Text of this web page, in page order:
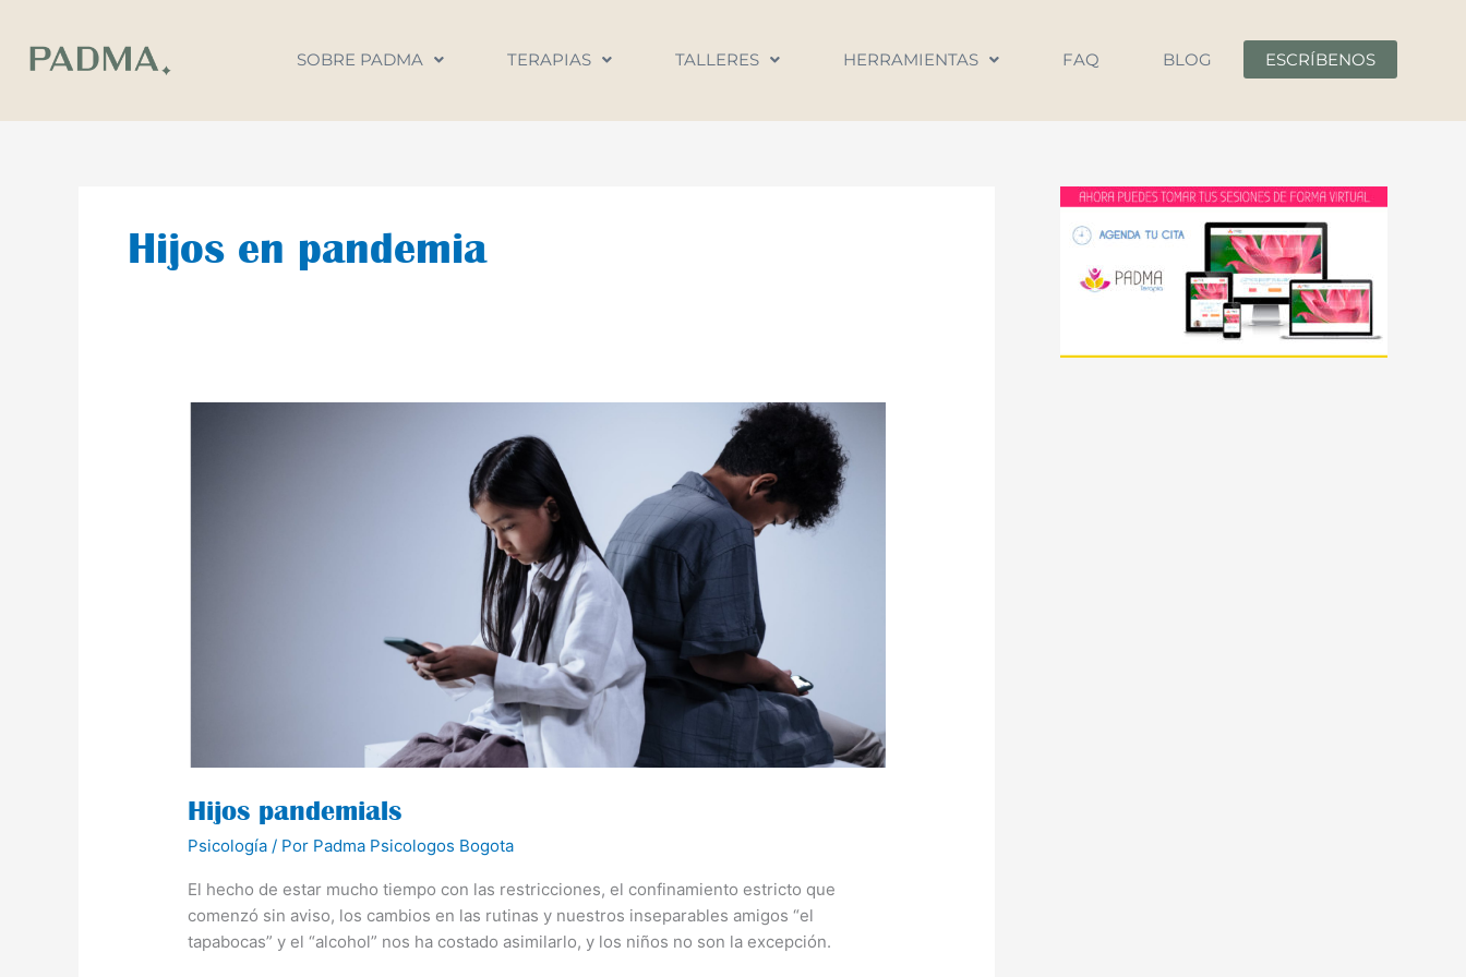
contenido
SOBRE PADMA TERAPIAS TALLERES HERRAMIENTAS FAQ BLOG ESCRÍBENOS
Hijos en pandemia
Hijos pandemials
Psicología / Por Padma Psicologos Bogota
El hecho de estar mucho tiempo con las restricciones, el confinamiento estricto que
comenzó sin aviso, los cambios en las rutinas y nuestros inseparables amigos “el
tapabocas” y el “alcohol” nos ha costado asimilarlo, y los niños no son la excepción.